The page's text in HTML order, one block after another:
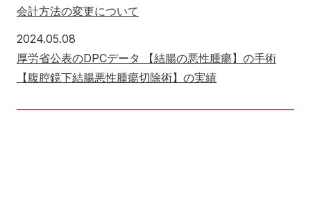
会計方法の変更について
2024.05.08
厚労省公表のDPCデータ 【結腸の悪性腫瘍】の手術
【腹腔鏡下結腸悪性腫瘍切除術】の実績